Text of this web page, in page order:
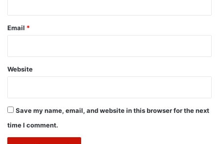
Email *
Website
Save my name, email, and website in this browser for the next
time I comment.